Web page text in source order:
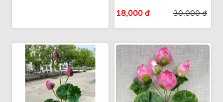
30,000 đ
18,000 đ